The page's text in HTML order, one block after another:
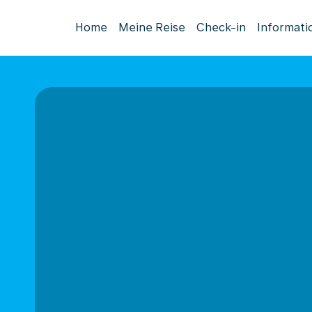
Home Meine Reise Check-in